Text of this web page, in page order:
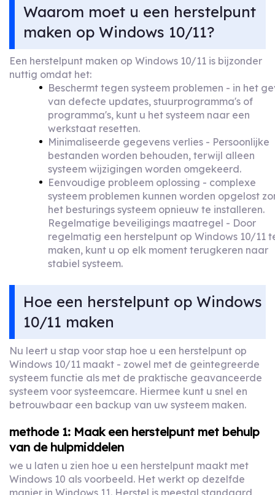
Waarom moet u een herstelpunt
maken op Windows 10/11?
Een herstelpunt maken op Windows 10/11 is bijzonder
nuttig omdat het:
Beschermt tegen systeem problemen - in het
van defecte updates, stuurprogramma's of
programma's, kunt u het systeem naar een
werkstaat resetten.
Minimaliseerde gegevens verlies - Persoonlijke
bestanden worden behouden, terwijl alleen
systeem wijzigingen worden omgekeerd.
Eenvoudige probleem oplossing - complexe
systeem problemen kunnen worden opgelost
het besturings systeem opnieuw te installeren.
Regelmatige beveiligings maatregel - Door
regelmatig een herstelpunt op Windows 10/11
maken, kunt u op elk moment terugkeren naar
stabiel systeem.
Hoe een herstelpunt op Windows
10/11 maken
Nu leert u stap voor stap hoe u een herstelpunt op
Windows 10/11 maakt - zowel met de geintegreerde
systeem functie als met de praktische geavanceerde
systeem voor systeemcare. Hiermee kunt u snel en
betrouwbaar een backup van uw systeem maken.
methode 1: Maak een herstelpunt met behulp
van de hulpmiddelen
we u laten u zien hoe u een herstelpunt maakt met
Windows 10 als voorbeeld. Het werkt op dezelfde
manier in Windows 11. Herstel is meestal standaard